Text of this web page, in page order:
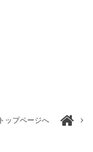
トップページへ